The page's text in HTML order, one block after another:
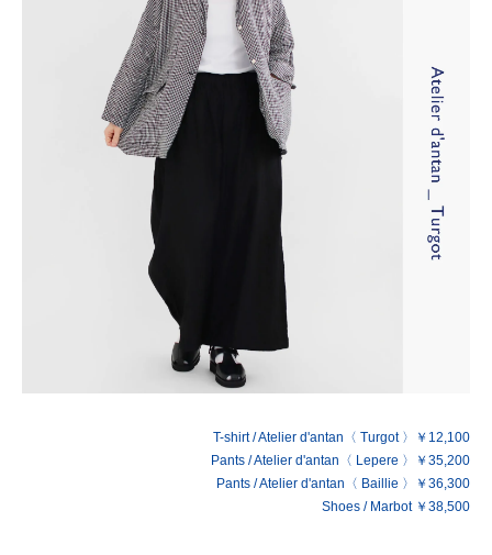
T-shirt / Atelier d'antan〈 Turgot 〉￥12,100
Pants / Atelier d'antan〈 Lepere 〉￥35,200
Pants / Atelier d'antan〈 Baillie 〉￥36,300
Shoes / Marbot ￥38,500